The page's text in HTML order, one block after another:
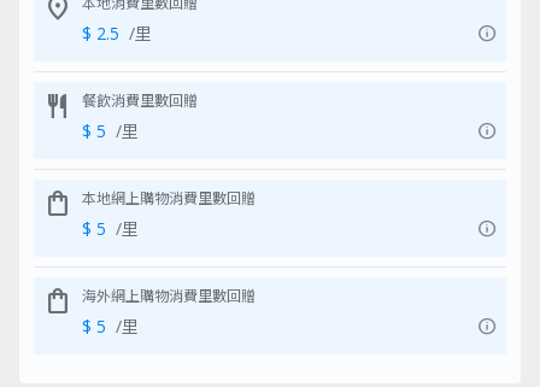
location_on
$ 2.5 /里 info
restaurant 餐飲消費里數回贈
$ 5 /里 info
shopping_bag 本地網上購物消費里數回贈
$ 5 /里 info
shopping_bag 海外網上購物消費里數回贈
$ 5 /里 info